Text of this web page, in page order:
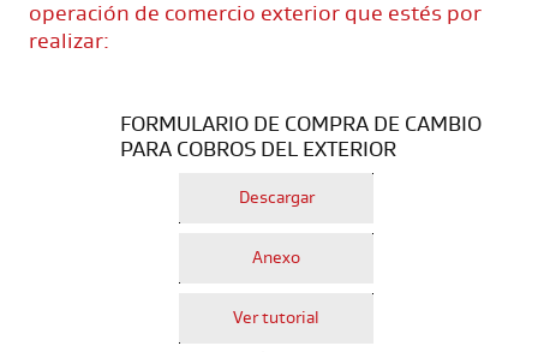
operación de comercio exterior que estés por
realizar:
FORMULARIO DE COMPRA DE CAMBIO
PARA COBROS DEL EXTERIOR
Descargar
Anexo
Ver tutorial